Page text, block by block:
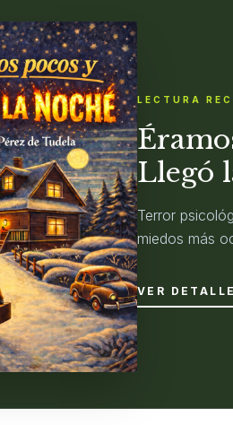
LECTURA
Llegó
Terror
miedos más
VER